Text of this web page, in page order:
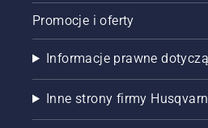
Promocje i oferty
Informacje prawne
Inne strony firmy